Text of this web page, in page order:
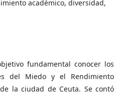
académico, diversidad,
fundamental conocer los
del Miedo y el Rendimiento
la ciudad de Ceuta. Se contó